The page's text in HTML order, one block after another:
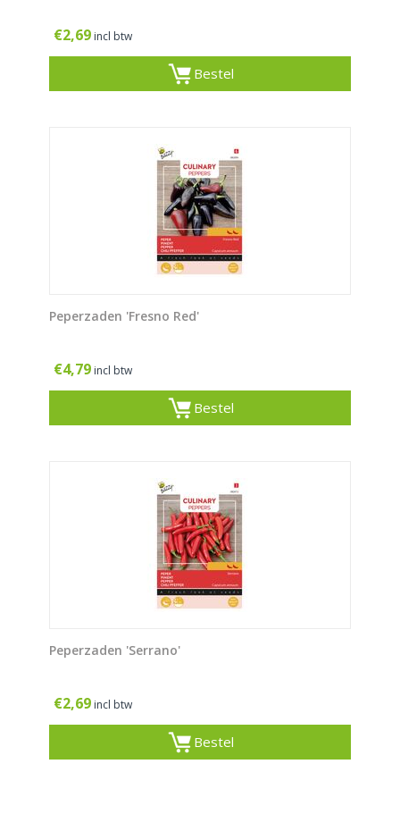
€2,69 incl btw
Bestel
Peperzaden 'Fresno Red'
€4,79 incl btw
Bestel
Peperzaden 'Serrano'
€2,69 incl btw
Bestel